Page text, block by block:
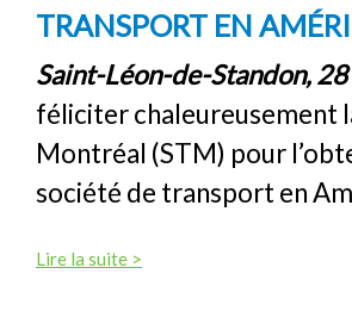
TRANSPORT EN
Saint-Léon-de-Standon,
féliciter chaleureusement
Montréal (STM) pour
société de transport en
Lire la suite >